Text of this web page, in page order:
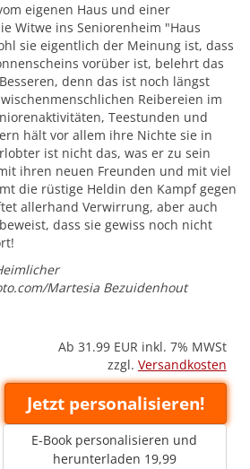
eigenen Haus und einer
Witwe ins Seniorenheim "Haus
sie eigentlich der Meinung ist, dass
vorüber ist, belehrt das
denn das ist noch längst
Reibereien im
Teestunden und
hält vor allem ihre Nichte sie in
ist nicht das, was er zu sein
ihren neuen Freunden und mit viel
die rüstige Heldin den Kampf gegen
allerhand Verwirrung, aber auch
dass sie gewiss noch nicht
Martesia Bezuidenhout
Ab 31.99 EUR inkl. 7% MWSt
zzgl. Versandkosten
Jetzt personalisieren!
E-Book personalisieren und
herunterladen 19,99